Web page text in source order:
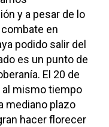
y a pesar de lo
en
podido salir del
es un punto de
El 20 de
mismo tiempo
mediano plazo
hacer florecer